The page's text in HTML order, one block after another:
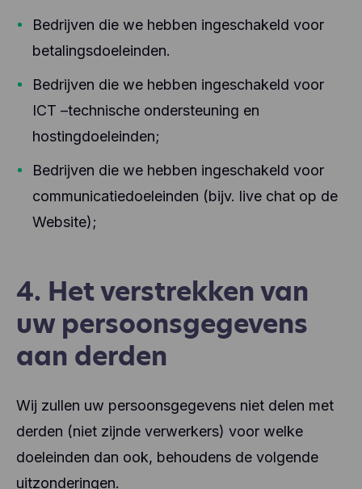
Bedrijven die we hebben ingeschakeld voor
betalingsdoeleinden.
Bedrijven die we hebben ingeschakeld voor
ICT –technische ondersteuning en
hostingdoeleinden;
Bedrijven die we hebben ingeschakeld voor
communicatiedoeleinden (bijv. live chat op de
Website);
4. Het verstrekken van
uw persoonsgegevens
aan derden
Wij zullen uw persoonsgegevens niet delen met
derden (niet zijnde verwerkers) voor welke
doeleinden dan ook, behoudens de volgende
uitzonderingen.